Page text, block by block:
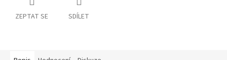
ZEPTAT SE SDÍLET